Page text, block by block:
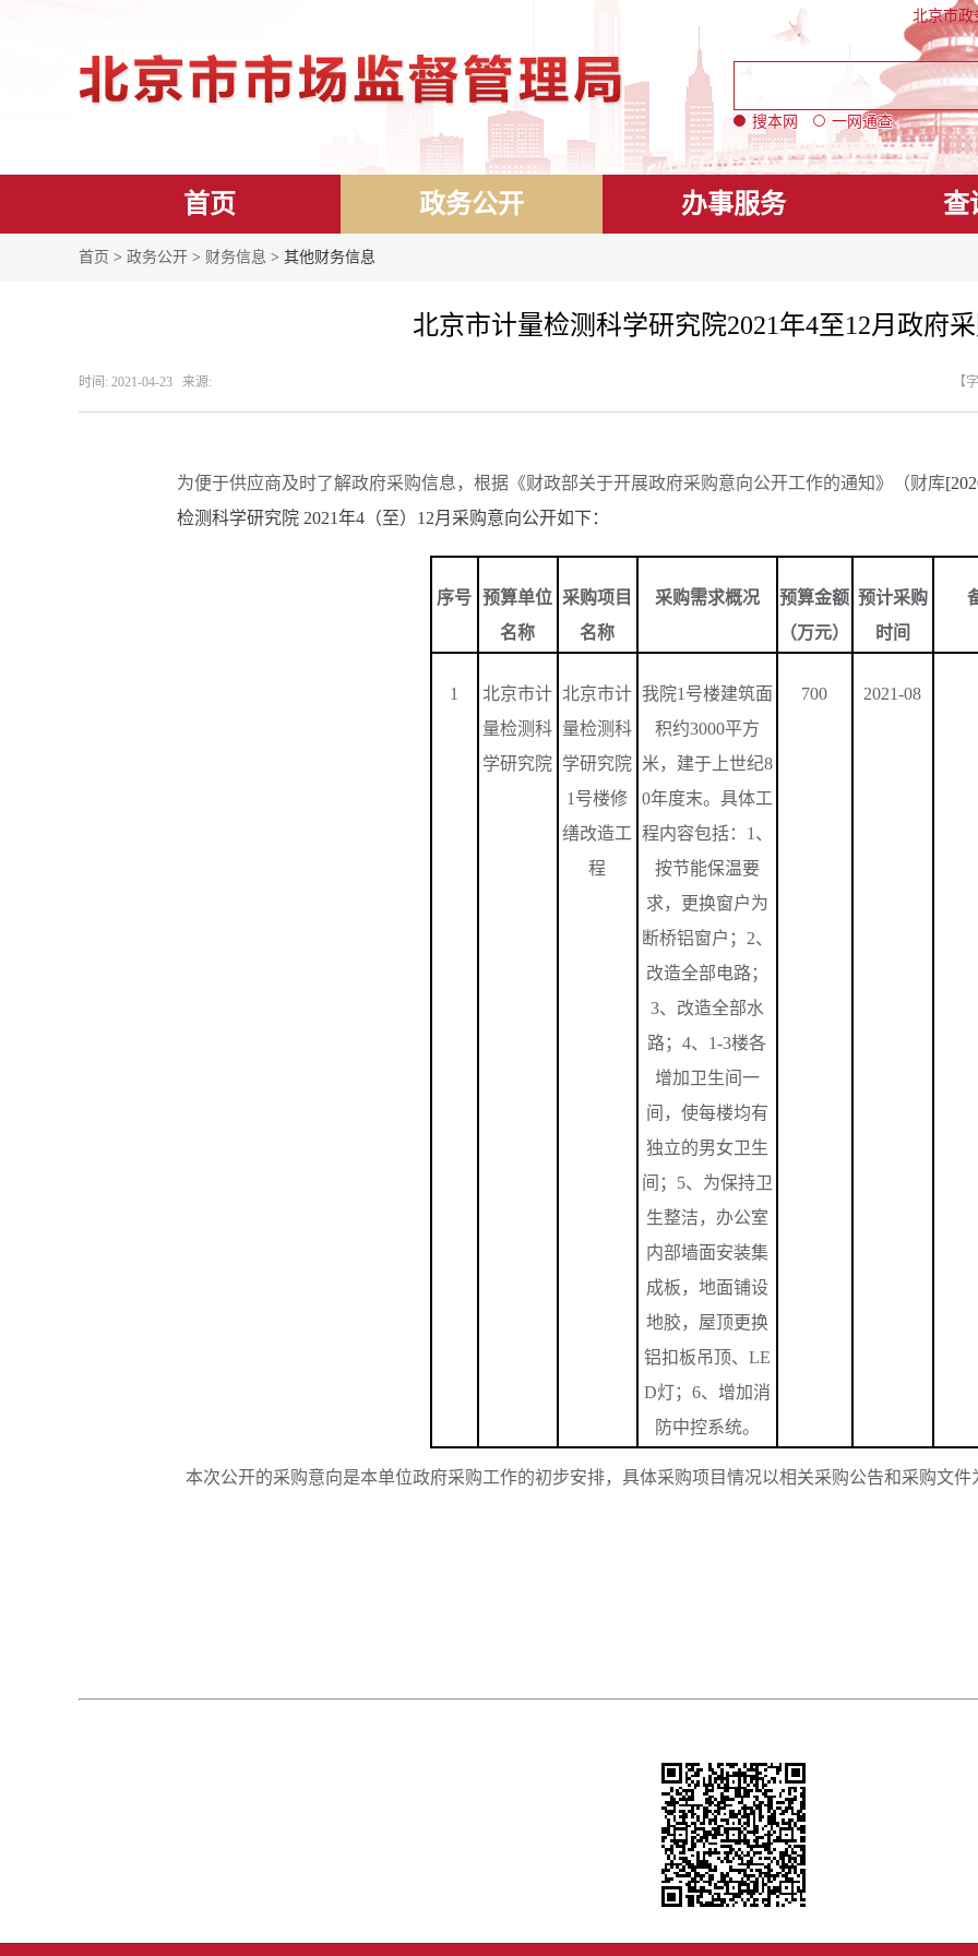
北京市政
搜本网 一网通查
首页 政务公开 办事服务 查
首页 > 政务公开 > 财务信息 > 其他财务信息
北京市计量检测科学研究院2021年4至12月政府
时间: 2021-04-23 来源: 【
为便于供应商及时了解政府采购信息，根据《财政部关于开展政府采购意向公开工作的通知》（财库
检测科学研究院 2021年4 （至） 12月采购意向公开如下：
序号
预算单位
名称
采购项目
名称
采购需求概况
预算金额
（万元）
预计采购
时间
1
北京市计
量检测科
学研究院
北京市计
量检测科
学研究院
1 号楼修
缮改造工
程
我院1 号楼建筑面
积约3000平方
米，建于上世纪8
0年度末。具体工
程内容包括： 1 、
按节能保温要
求，更换窗户为
断桥铝窗户； 2、
改造全部电路；
3、改造全部水
路；4、 1-3楼各
增加卫生间一
间，使每楼均有
独立的男女卫生
间； 5、为保持卫
生整洁，办公室
内部墙面安装集
成板，地面铺设
地胶，屋顶更换
铝扣板吊顶、 LE
D灯； 6、增加消
防中控系统。
700 2021-08
本次公开的采购意向是本单位政府采购工作的初步安排，具体采购项目情况以相关采购公告和采购文件